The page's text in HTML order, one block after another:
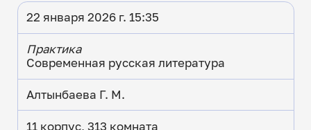
22 января 2026 г. 15:35
Практика
Современная русская литература
Алтынбаева Г. М.
11 корпус, 313 комната